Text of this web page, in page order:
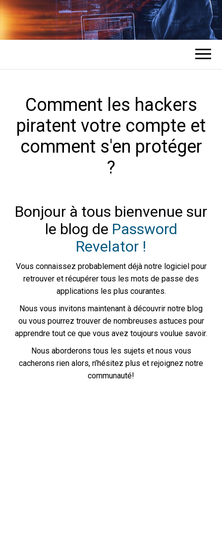
COMMENT UN
HACKER
PIRATE DES
COMPTES ?
L'expert en récupération de mots de
passe des comptes
Comment les hackers
piratent votre compte et
comment s'en protéger
?
Bonjour à tous bienvenue sur
le blog de Password
Revelator !
Vous connaissez probablement déjà notre logiciel pour
retrouver et récupérer tous les mots de passe des
applications les plus courantes.
Nous vous invitons maintenant à découvrir notre blog
ou vous pourrez trouver de nombreuses astuces pour
apprendre tout ce que vous avez toujours voulue savoir.
Nous aborderons tous les sujets et nous vous
cacherons rien alors, n’hésitez plus et rejoignez notre
communauté!